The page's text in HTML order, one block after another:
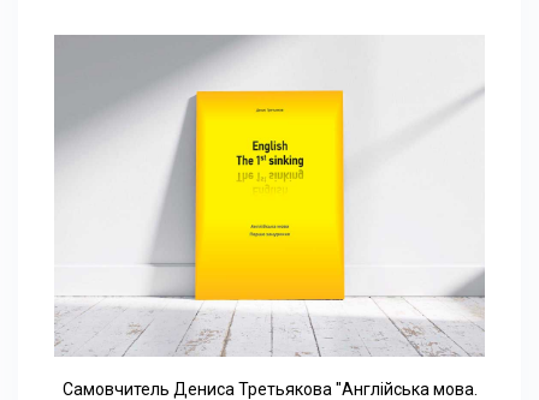
Самовчитель Дениса Третьякова "Англійська мова.